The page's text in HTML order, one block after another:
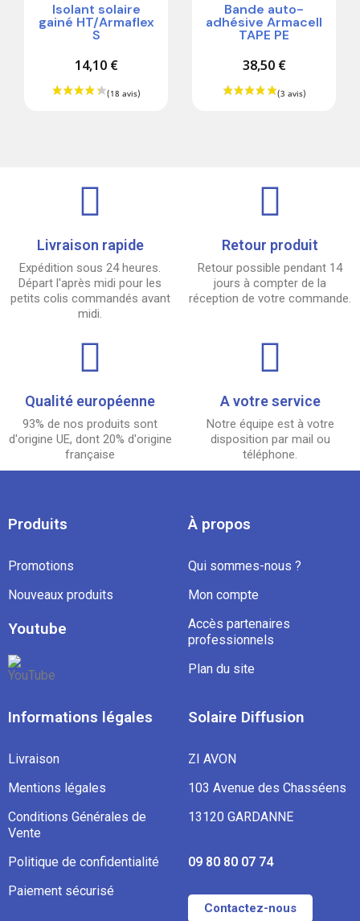
Isolant solaire
gainé HT/Armaflex
S
14,10 €
Bande auto-
adhésive Armacell
TAPE PE
38,50 €
Livraison rapide
Expédition sous 24 heures.
Départ l'après midi pour les
petits colis commandés avant
midi.
Retour produit
Retour possible pendant 14
jours à compter de la
réception de votre commande.
Qualité européenne
93% de nos produits sont
d'origine UE, dont 20% d'origine
française
A votre service
Notre équipe est à votre
disposition par mail ou
téléphone.
Produits
Promotions
Nouveaux produits
Youtube
À propos
Qui sommes-nous ?
Mon compte
Accès partenaires
professionnels
Plan du site
Informations légales
Livraison
Mentions légales
Conditions Générales de
Vente
Politique de confidentialité
Paiement sécurisé
Solaire Diffusion
ZI AVON
103 Avenue des Chasséens
13120 GARDANNE
09 80 80 07 74
Contactez-nous